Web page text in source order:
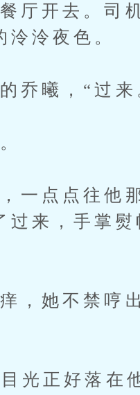
开去。司
泠夜色。
乔曦，“过来
点点往他
来，手掌
她不禁哼
正好落在